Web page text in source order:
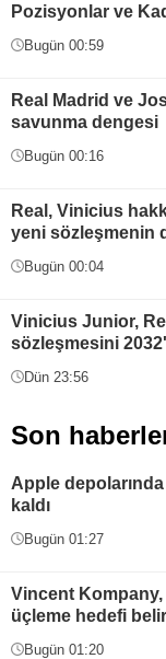
Pozisyonlar ve
Bugün 00:59
Real Madrid ve
savunma dengesi
Bugün 00:16
Real, Vinicius
yeni sözleşmenin
Bugün 00:04
Vinicius Junior,
sözleşmesini
Dün 23:56
Son
Apple
kaldı
Bugün 01:27
Vincent
üçleme hedefi
Bugün 01:20